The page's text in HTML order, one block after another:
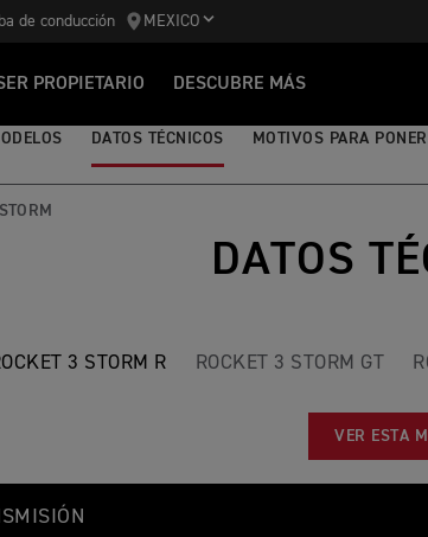
de conducción MEXICO
PROPIETARIO DESCUBRE MÁS
DATOS TÉCNICOS MOTIVOS PARA
DATOS
3 STORM R ROCKET 3 STORM GT
VER ESTA